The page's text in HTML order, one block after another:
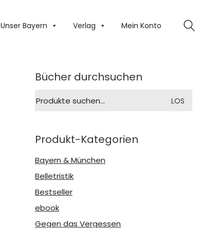
Unser Bayern Verlag Mein Konto
Bücher durchsuchen
nach:
LOS
Produkt-Kategorien
Bayern & München
Belletristik
Bestseller
ebook
Gegen das Vergessen